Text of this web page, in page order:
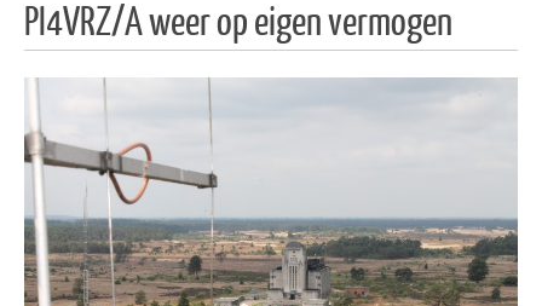
PI4VRZ/A weer op eigen vermogen